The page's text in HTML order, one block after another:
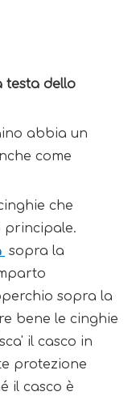
testa dello
abbia un
come
che
principale.
sopra la
sopra la
bene le cinghie
il casco in
protezione
il casco è